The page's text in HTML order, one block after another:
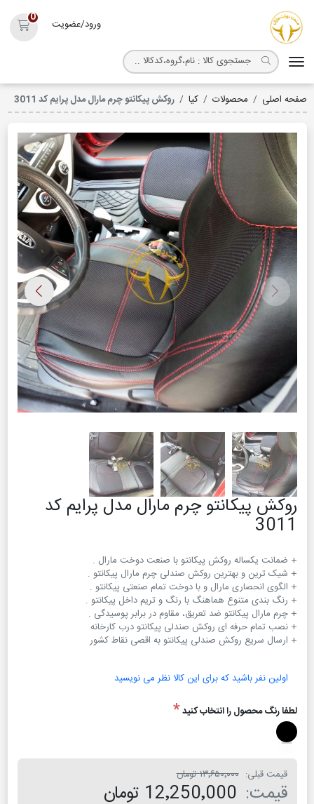
ورود/عضویت
0
صفحه اصلی محصولات کیا روکش پیکانتو چرم مارال مدل پرایم کد 3011
روکش پیکانتو چرم مارال مدل پرایم کد
3011
+ ارسال سریع روکش صندلی پیکانتو به اقصی نقاط کشور
اولین نفر باشید که برای این کالا نظر می نویسید
لطفا رنگ محصول را انتخاب کنید*
قیمت قبلی: ۱۳٬۶۵۰٬۰۰۰ تومان
قیمت: 12٬250٬000 تومان